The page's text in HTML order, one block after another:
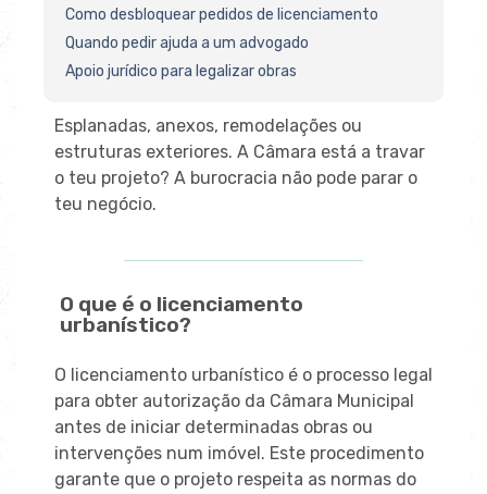
Como desbloquear pedidos de licenciamento
Quando pedir ajuda a um advogado
Apoio jurídico para legalizar obras
Esplanadas, anexos, remodelações ou
estruturas exteriores. A Câmara está a travar
o teu projeto? A burocracia não pode parar o
teu negócio.
O que é o licenciamento
urbanístico?
O licenciamento urbanístico é o processo legal
para obter autorização da Câmara Municipal
antes de iniciar determinadas obras ou
intervenções num imóvel. Este procedimento
garante que o projeto respeita as normas do